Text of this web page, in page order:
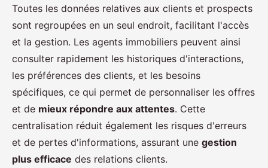
Toutes les données relatives aux clients et prospects
sont regroupées en un seul endroit, facilitant l'accès
et la gestion. Les agents immobiliers peuvent ainsi
consulter rapidement les historiques d'interactions,
les préférences des clients, et les besoins
spécifiques, ce qui permet de personnaliser les offres
et de mieux répondre aux attentes. Cette
centralisation réduit également les risques d'erreurs
et de pertes d'informations, assurant une gestion
plus efficace des relations clients.